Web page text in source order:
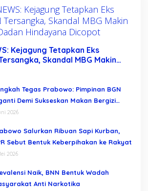
Kejagung Tetapkan Eks
Skandal MBG Makin
Hindayana Dicopot
Tegas Prabowo: Pimpinan BGN
Demi Sukseskan Makan Bergizi
2026
Salurkan Ribuan Sapi Kurban,
Sebut Bentuk Keberpihakan ke Rakyat
2026
Naik, BNN Bentuk Wadah
Anti Narkotika